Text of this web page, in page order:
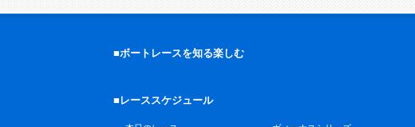
■ボートレースを知る楽しむ
■レーススケジュール